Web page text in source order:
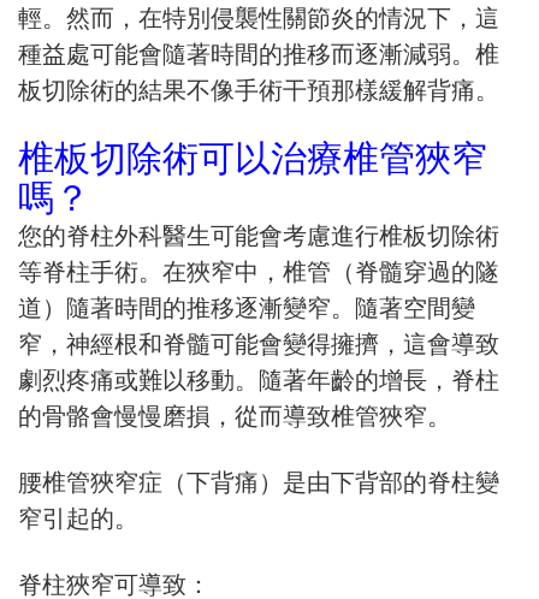
輕。然而，在特別侵襲性關節炎的情況下，這
種益處可能會隨著時間的推移而逐漸減弱。椎
板切除術的結果不像手術干預那樣緩解背痛。
椎板切除術可以治療椎管狹窄
嗎？
您的脊柱外科醫生可能會考慮進行椎板切除術
等脊柱手術。在狹窄中，椎管（脊髓穿過的隧
道）隨著時間的推移逐漸變窄。隨著空間變
窄，神經根和脊髓可能會變得擁擠，這會導致
劇烈疼痛或難以移動。隨著年齡的增長，脊柱
的骨骼會慢慢磨損，從而導致椎管狹窄。
腰椎管狹窄症（下背痛）是由下背部的脊柱變
窄引起的。
脊柱狹窄可導致：